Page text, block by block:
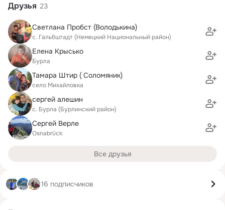
Друзья 23
Светлана Пробст (Володькина)
с. Гальбштадт (Немецкий Национальный район)
Елена Крысько
Бурла
Тамара Штир ( Соломяник)
село Михайловка
сергей алешин
с. Бурла (Бурлинский район)
Сергей Верле
Osnabrück
Все друзья
16 подписчиков